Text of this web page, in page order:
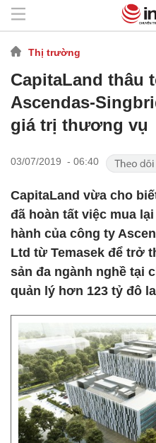
Thị trường
CapitaLand thâu
Ascendas-
giá trị thương vụ
03/07/2019 - 06:40
CapitaLand vừa cho
đã hoàn tất việc mua
hành của công ty
Ltd từ Temasek để trở
sản đa ngành nghề tại
quản lý hơn 123 tỷ đô